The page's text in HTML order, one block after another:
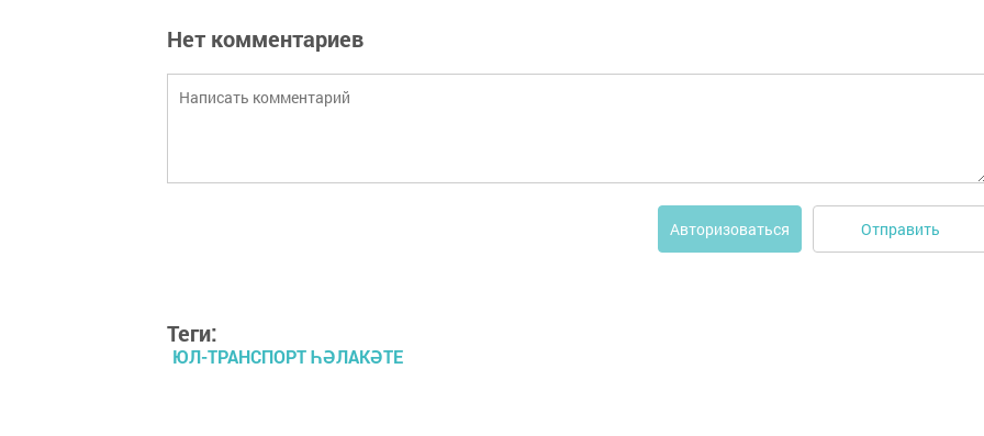
Нет комментариев
Авторизоваться Отправить
Теги:
ЮЛ-ТРАНСПОРТ ҺӘЛАКӘТЕ